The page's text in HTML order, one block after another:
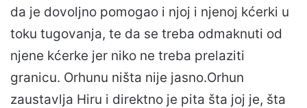
da je dovoljno pomogao i njoj i njenoj kćerki u
toku tugovanja, te da se treba odmaknuti od
njene kćerke jer niko ne treba prelaziti
granicu. Orhunu ništa nije jasno.Orhun
zaustavlja Hiru i direktno je pita šta joj je, šta